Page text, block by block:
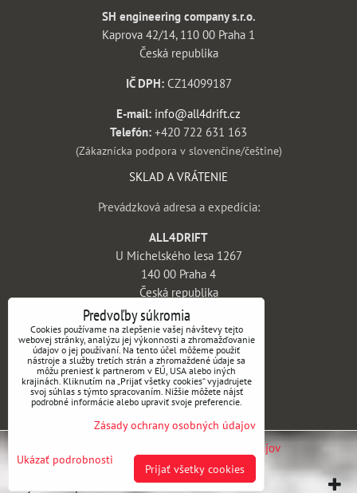
SH engineering company s.r.o.
Kaprova 42/14, 110 00 Praha 1
Česká republika
IČ DPH:CZ14099187
E-mail: info@all4drift.cz
Telefón: +420 722 631 163
(Zákaznícka podpora v slovenčine/češtine)
SKLAD A VRÁTENIE
Prevádzková adresa a expedícia:
ALL4DRIFT
U Michelského lesa 1267
140 00 Praha 4
Česká republika
INFORMÁCIE
Obchodné podmienky
Vrátenie tovaru a reklamácie
Doprava a platba
Kontakt
Zásady ochrany osobných údajov
BiznisWeb.sk
Predvoľby súkromia
Cookies používame na zlepšenie vašej návštevy tejto
webovej stránky, analýzu jej výkonnosti a zhromažďovanie
údajov o jej používaní. Na tento účel môžeme použiť
nástroje a služby tretích strán a zhromaždené údaje sa
môžu preniesť k partnerom v EÚ, USA alebo iných
krajinách. Kliknutím na „Prijať všetky cookies“ vyjadrujete
svoj súhlas s týmto spracovaním. Nižšie môžete nájsť
podrobné informácie alebo upraviť svoje preferencie.
Zásady ochrany osobných údajov
Ukázať podrobnosti
Prijať všetky cookies